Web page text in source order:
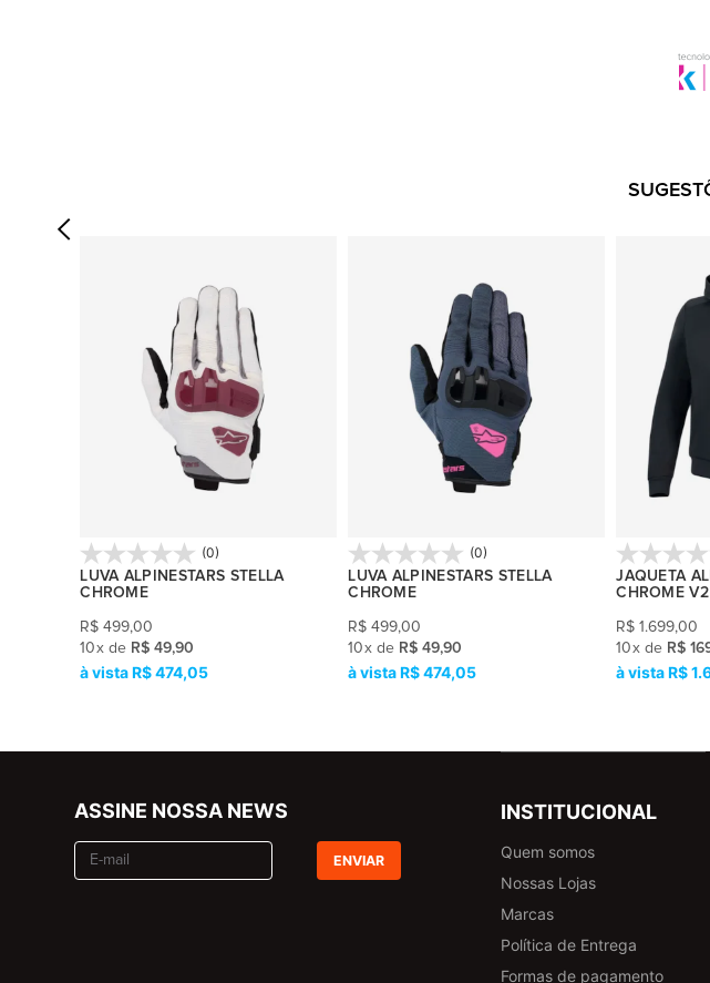
(0)
LUVA ALPINESTARS STELLA
CHROME
R$ 499,00
10x de R$ 49,90
R$ 474,05
(0)
LUVA ALPINESTARS STELLA
CHROME
R$ 499,00
10x de R$ 49,90
R$ 474,05
JAQUETA
CHROME
R$ 1.699,00
10x de R$
R$
ASSINE NOSSA NEWS
ENVIAR
INSTITUCIONAL
Quem somos
Nossas Lojas
Marcas
Política de Entrega
Formas de pagamento